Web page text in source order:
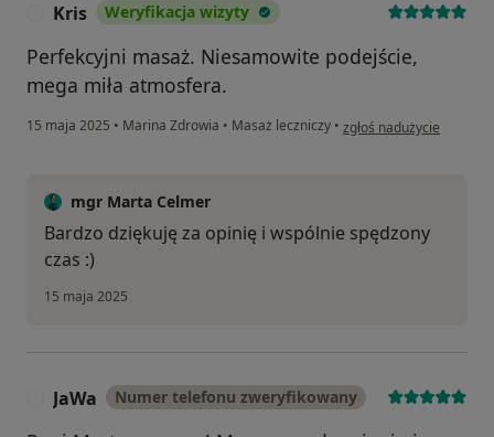
Kris Weryfikacja wizyty
Perfekcyjni masaż. Niesamowite podejście,
mega miła atmosfera.
15 maja 2025 • Marina Zdrowia • Masaż leczniczy • w opinii użytkownika Kris
zgłoś nadużycie
mgr Marta Celmer
Bardzo dziękuję za opinię i wspólnie spędzony
czas :)
15 maja 2025
JaWa Numer telefonu zweryfikowany